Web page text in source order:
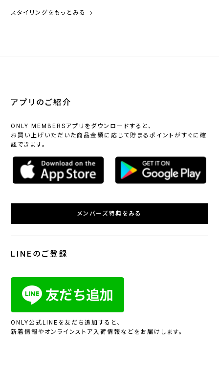
スタイリングをもっとみる
アプリのご紹介
ONLY MEMBERSアプリをダウンロードすると、
お買い上げいただいた商品金額に応じて貯まるポイントがすぐに確
認できます。
メンバーズ特典をみる
LINEのご登録
ONLY公式LINEを友だち追加すると、
新着情報やオンラインストア入荷情報などをお届けします。